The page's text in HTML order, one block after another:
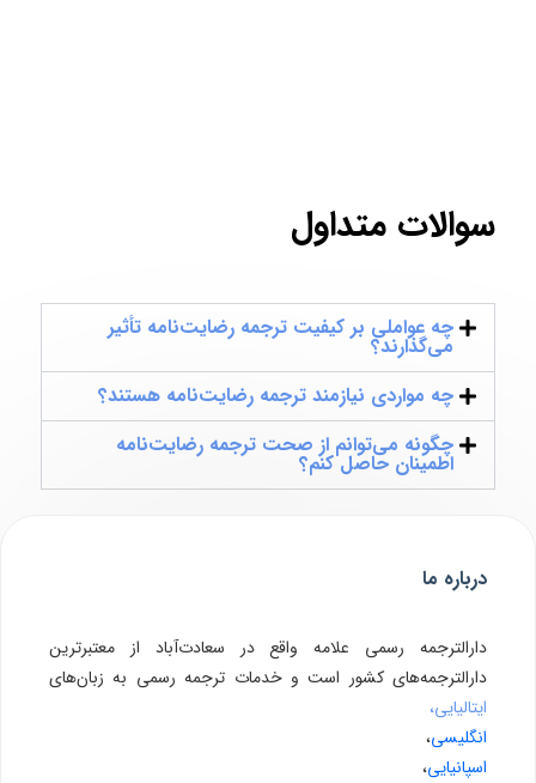
سوالات متداول
چه عواملی بر کیفیت ترجمه رضایت‌نامه تأثیر
می‌گذارند؟
چه مواردی نیازمند ترجمه رضایت‌نامه هستند؟
چگونه می‌توانم از صحت ترجمه رضایت‌نامه
اطمینان حاصل کنم؟
درباره ما
دارالترجمه رسمی علامه واقع در سعادت‌آباد از معتبرترین
دارالترجمه‌های کشور است و خدمات ترجمه رسمی به زبان‌های
ایتالیایی،
انگلیسی،
اسپانیایی،